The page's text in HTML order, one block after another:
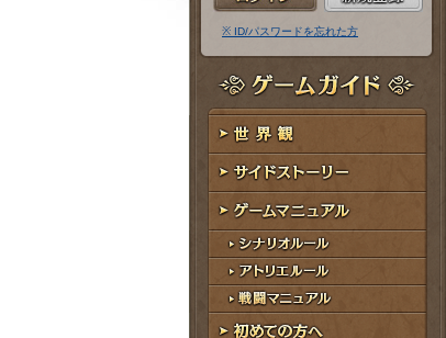
ル
ア
ド
レ
ス
ス
ー
ド
※ ID/パスワードを忘れた方
ゲームガイド
世界観
サイドストーリー
ゲームマニュアル
シナリオルール
アトリエルール
戦闘マニュアル